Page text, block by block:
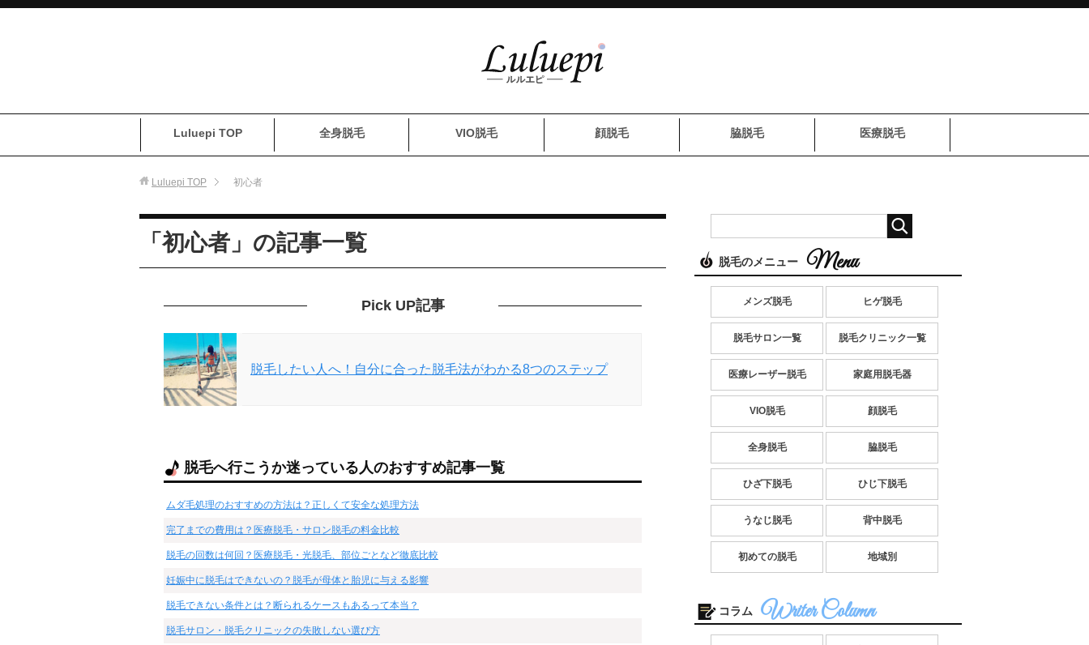
Luluepi TOP 全身脱毛 VIO脱毛 顔脱毛 脇脱毛 医療脱毛
Luluepi TOP 初心者
「初心者」の記事一覧
Pick UP記事
脱毛したい人へ！自分に合った脱毛法がわかる8つのステップ
脱毛へ行こうか迷っている人のおすすめ記事一覧
ムダ毛処理のおすすめの方法は？正しくて安全な処理方法
完了までの費用は？医療脱毛・サロン脱毛の料金比較
脱毛の回数は何回？医療脱毛・光脱毛、部位ごとなど徹底比較
妊娠中に脱毛はできないの？脱毛が母体と胎児に与える影響
脱毛できない条件とは？断られるケースもあるって本当？
脱毛サロン・脱毛クリニックの失敗しない選び方
脱毛のメニュー
メンズ脱毛 ヒゲ脱毛
脱毛サロン一覧 脱毛クリニック一覧
医療レーザー脱毛 家庭用脱毛器
VIO脱毛 顔脱毛
全身脱毛 脇脱毛
ひざ下脱毛 ひじ下脱毛
うなじ脱毛 背中脱毛
初めての脱毛 地域別
コラム